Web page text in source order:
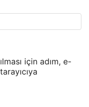
için adım, e-